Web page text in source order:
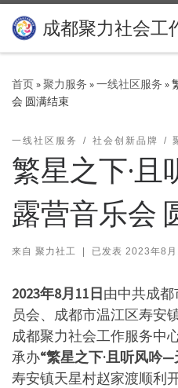
Skip to content
成都聚力社会工
首页»聚力服务 »一线社区服务 »
会 圆满结束
一线社区服务 社会创新品牌
繁星之下·
露营音乐会
来自 聚力社工 | 已发表 2023年8月
2023年8月11日由中共成
员会、成都市温江区寿安
成都聚力社会工作服务中
承办“繁星之下·且听风吟
寿安镇天星村赵家渡顺利